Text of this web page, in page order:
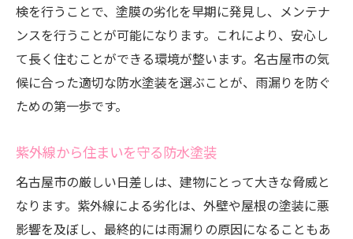
検を行うことで、塗膜の劣化を早期に発見し、メンテナ
ンスを行うことが可能になります。これにより、安心し
て長く住むことができる環境が整います。名古屋市の気
候に合った適切な防水塗装を選ぶことが、雨漏りを防ぐ
ための第一歩です。
紫外線から住まいを守る防水塗装
名古屋市の厳しい日差しは、建物にとって大きな脅威と
なります。紫外線による劣化は、外壁や屋根の塗装に悪
影響を及ぼし、最終的には雨漏りの原因になることもあ